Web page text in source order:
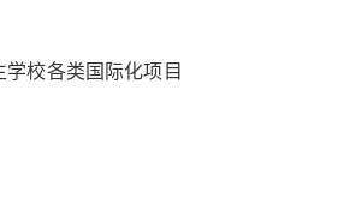
校各类国际化项目